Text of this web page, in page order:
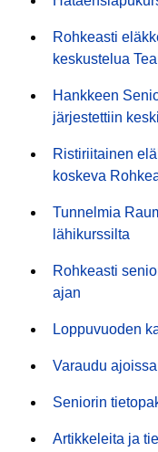
Rohkeasti
keskustelua
Hankkeen
järjestettiin
Ristiriitainen
koskeva
Tunnelmia
lähikurssilta
Rohkeasti
ajan
Loppuvuoden
Varaudu ajoissa
Seniorin
Artikkeleita ja